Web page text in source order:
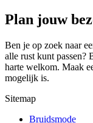
Plan jouw
Ben je op zoek naar
alle rust kunt passen?
harte welkom. Maak
mogelijk is.
Sitemap
Bruidsmode